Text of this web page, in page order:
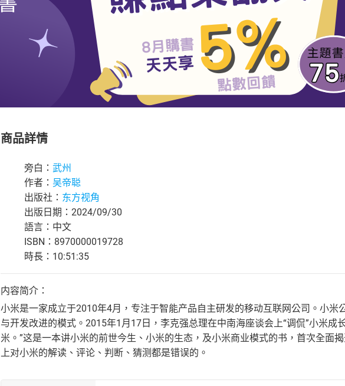
商品詳情
旁白： 武州
作者： 吴帝聪
出版社： 东方视角
出版日期：2024/09/30
語言：中文
ISBN：8970000019728
時長：10:51:35
内容简介：
小米是一家成立于2010年4月，专注于智能产品自主研发的移动互联网公司。小
与开发改进的模式。2015年1月17日，李克强总理在中南海座谈会上“调侃”小米成
米。”这是一本讲小米的前世今生、小米的生态，及小米商业模式的书，首次全面
上对小米的解读、评论、判断、猜测都是错误的。